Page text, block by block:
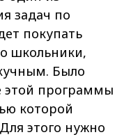
задач по
покупать
школьники,
Было
этой программы
которой
этого нужно